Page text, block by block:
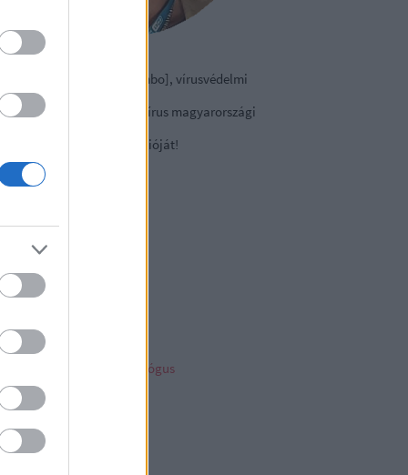
Darab István [Rambo], vírusvédelmi
Kft., a NOD32 antivírus magyarországi
próbaverzióját!
archiv
archívum
linkz
Éva gyermekpszichológus
vagyonvédelem
a tech
Balázs
Zsolt @Mp3Pintyo